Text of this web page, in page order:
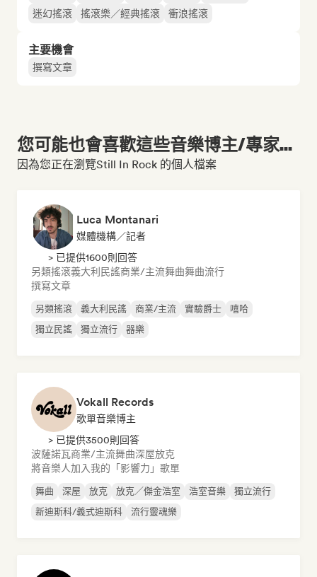
迷幻搖滾
搖滾樂／經典搖滾 衝浪搖滾
主要機會
撰寫文章
您可能也會喜歡這些音樂博主/專家...
因為您正在瀏覽Still In Rock 的個人檔案
Luca Montanari
媒體機構／記者
> 已提供1600則回答
另類搖滾義大利民謠商業/主流舞曲舞曲流行
撰寫文章
另類搖滾 義大利民謠 商業/主流 實驗爵士
嘻哈
獨立民謠
獨立流行 器樂
Vokall Records
歌單音樂博主
> 已提供3500則回答
波薩諾瓦商業/主流舞曲深屋放克
將音樂人加入我的「影響力」歌單
舞曲 深屋 放克 放克／傑金浩室 浩室音樂
獨立流行
新迪斯科/義式迪斯科
流行靈魂樂